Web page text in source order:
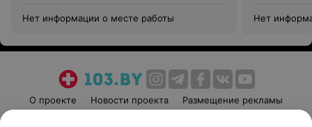
Нет информации о месте работы Нет
О проекте Новости проекта
Размещение рекламы